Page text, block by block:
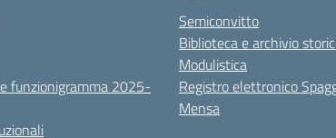
funzionigramma 2025-
Semiconvitto
Biblioteca e archivio
Modulistica
Registro elettronico
Mensa